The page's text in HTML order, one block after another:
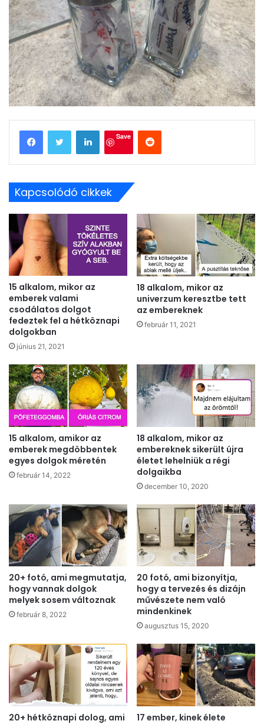
LinkedIn
Save
Reddit
Kapcsolódó cikkek
15 alkalom, mikor az
emberek valami
csodálatos dolgot
fedeztek fel a hétköznapi
dolgokban
június 21, 2021
18 alkalom, mikor az
univerzum keresztbe tett
az embereknek
február 11, 2021
15 alkalom, amikor az
emberek megdöbbentek
egyes dolgok méretén
február 14, 2022
18 alkalom, mikor az
embereknek sikerült újra
életet lehelniük a régi
dolgaikba
december 10, 2020
20+ fotó, ami megmutatja,
hogy vannak dolgok
melyek sosem változnak
február 8, 2022
20 fotó, ami bizonyítja,
hogy a tervezés és dizájn
művészete nem való
mindenkinek
augusztus 15, 2020
20+ hétköznapi dolog, ami
17 ember, kinek élete